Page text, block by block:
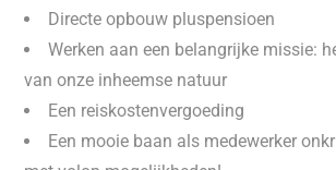
Directe opbouw pluspensioen
Werken aan een belangrijke missie:
van onze inheemse natuur
Een reiskostenvergoeding
Een mooie baan als medewerker